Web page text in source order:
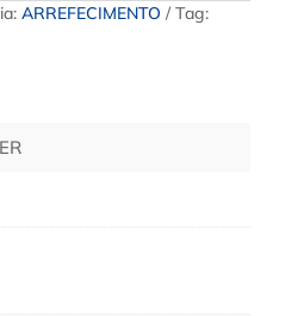
ARREFECIMENTO
Tag: